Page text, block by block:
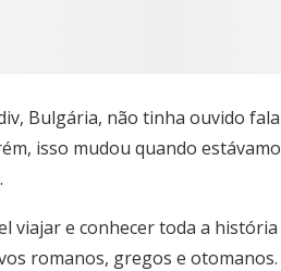
Bulgária, não tinha ouvido
isso mudou quando
viajar e conhecer toda a história
romanos, gregos e